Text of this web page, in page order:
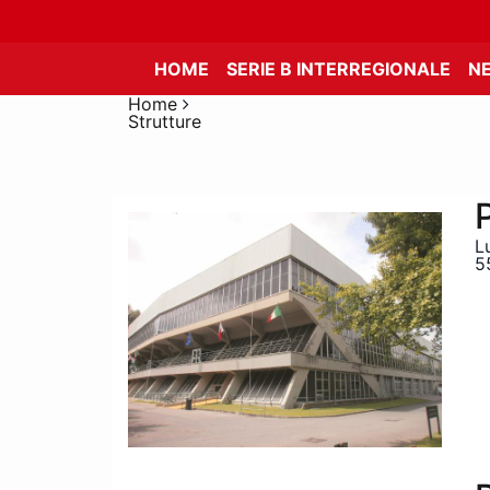
HOME SERIE B INTERREGIONALE
Home
Strutture